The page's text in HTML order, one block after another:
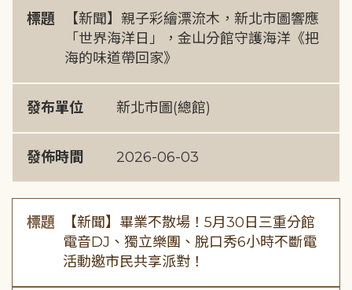
標題
【新聞】親子彩繪漂流木，新北市圖響應
「世界海洋日」，金山分館守護海洋《把
海的味道帶回家》
發布單位 新北市圖(總館)
發佈時間 2026-06-03
標題
【新聞】畢業不散場！5月30日三重分館
電音DJ、獨立樂團、脫口秀6小時不斷電
活動邀市民共享派對！